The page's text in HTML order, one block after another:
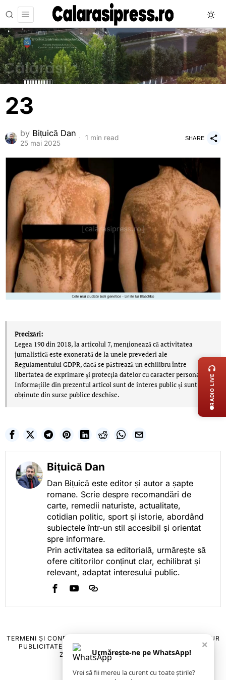
23
by Bițuică Dan
25 mai 2025
1 min read SHARE
Precizări:
Legea 190 din 2018, la articolul 7, menţionează că activitatea
jurnalistică este exonerată de la unele prevederi ale
Regulamentului GDPR, dacă se păstrează un echilibru între
libertatea de exprimare şi protecţia datelor cu caracter personal.
Informațiile din prezentul articol sunt de interes public și sunt
obținute din surse publice deschise.
Bițuică Dan
Dan Bițuică este editor și autor a șapte
romane. Scrie despre recomandări de
carte, remedii naturiste, actualitate,
cotidian politic, sport și istorie, abordând
subiectele într-un stil accesibil și orientat
spre informare.
Prin activitatea sa editorială, urmărește să
ofere cititorilor conținut clar, echilibrat și
relevant, adaptat interesului public.
TERMENI ȘI CONDIȚII
POLITICA DE ANULARE & RETUR
PUBLICITATE ONLINE & TIPĂRITĂ
CONTACT
ZIARUL ANUNȚUL CĂLĂRĂȘEAN
×
Urmărește-ne pe WhatsApp!
Vrei să fii mereu la curent cu toate știrile?
RADIO LIVE